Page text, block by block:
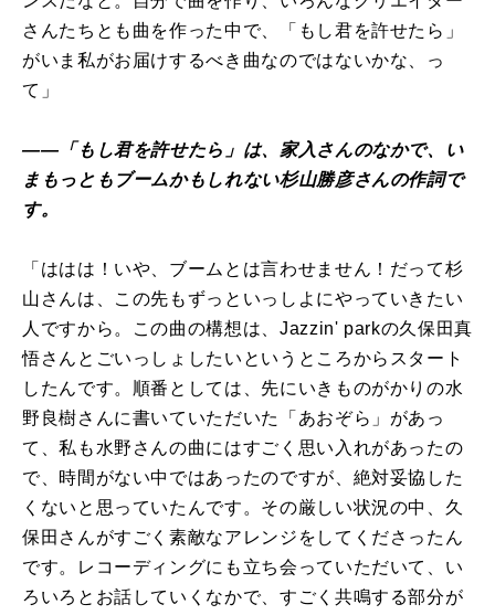
さんたちとも曲を作った中で、「もし君を許せたら」
がいま私がお届けするべき曲なのではないかな、っ
て」
――「もし君を許せたら」は、家入さんのなかで、い
まもっともブームかもしれない杉山勝彦さんの作詞で
す。
「ははは！いや、ブームとは言わせません！だって杉
山さんは、この先もずっといっしよにやっていきたい
人ですから。この曲の構想は、Jazzin' parkの久保田真
悟さんとごいっしょしたいというところからスタート
したんです。順番としては、先にいきものがかりの水
野良樹さんに書いていただいた「あおぞら」があっ
て、私も水野さんの曲にはすごく思い入れがあったの
で、時間がない中ではあったのですが、絶対妥協した
くないと思っていたんです。その厳しい状況の中、久
保田さんがすごく素敵なアレンジをしてくださったん
です。レコーディングにも立ち会っていただいて、い
ろいろとお話していくなかで、すごく共鳴する部分が